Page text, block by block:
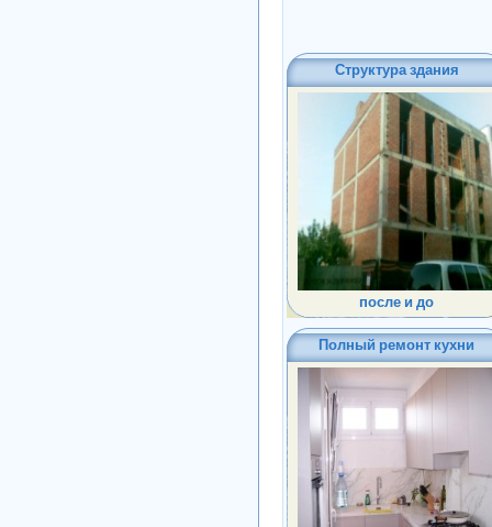
Структура здания
после и до
Полный ремонт кухни